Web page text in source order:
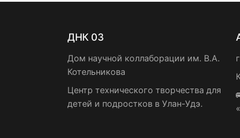
ДНК 03
Дом научной коллаборации им. В.А.
Котельникова
Центр технического творчества для
детей и подростков в Улан-Удэ.